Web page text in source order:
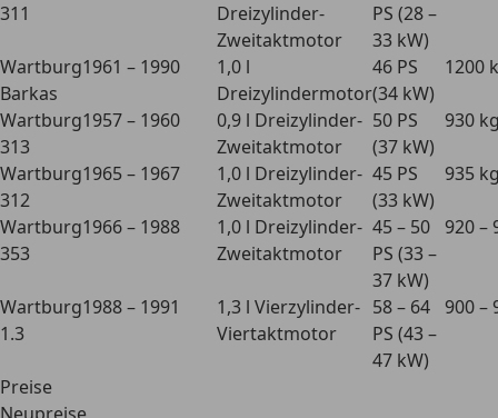
311
Dreizylinder-
Zweitaktmotor
PS (28 –
33 kW)
Wartburg
Barkas
1961 – 1990
1,0 l
Dreizylindermotor
46 PS
(34 kW)
1200
Wartburg
313
1957 – 1960
0,9 l Dreizylinder-
Zweitaktmotor
50 PS
(37 kW)
930
Wartburg
312
1965 – 1967
1,0 l Dreizylinder-
Zweitaktmotor
45 PS
(33 kW)
935
Wartburg
353
1966 – 1988
1,0 l Dreizylinder-
Zweitaktmotor
45 – 50
PS (33 –
37 kW)
920 –
Wartburg
1.3
1988 – 1991
1,3 l Vierzylinder-
Viertaktmotor
58 – 64
PS (43 –
47 kW)
900 –
Preise